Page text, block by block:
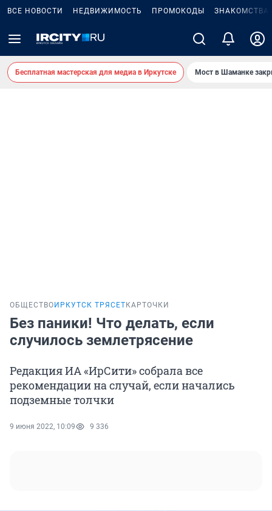
ВСЕ НОВОСТИ НЕДВИЖИМОСТЬ ПРОМОКОДЫ ЗНАКОМСТВА
Бесплатная мастерская для медиа в Иркутске Мост в Шаманке
ОБЩЕСТВО ИРКУТСК ТРЯСЕТ КАРТОЧКИ
Без паники! Что делать, если
случилось землетрясение
Редакция ИА «ИрСити» собрала все
рекомендации на случай, если начались
подземные толчки
9 июня 2022, 10:09 9 336